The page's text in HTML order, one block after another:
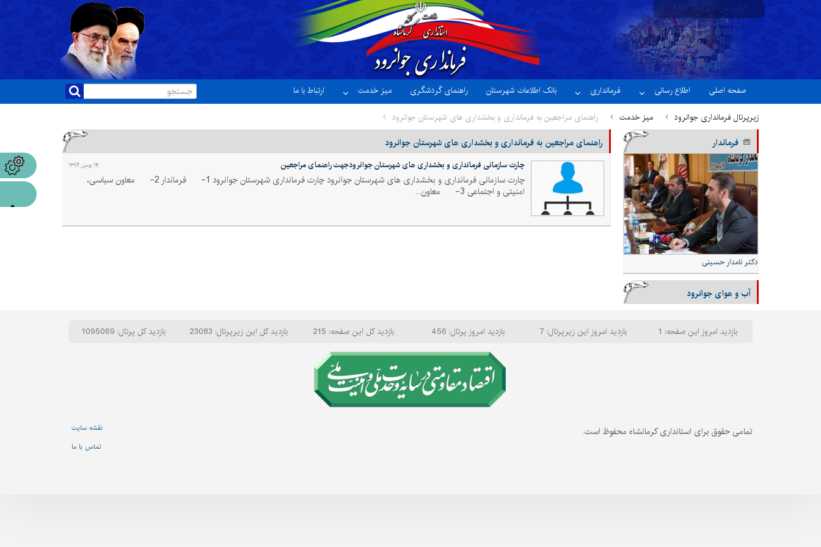
نسخه آزمایشی
صفحه اصلی اطلاع رسانی فرمانداری بانک اطلاعات شهرستان راهنمای گردشگری میز خدمت
ارتباط با ما
زیرپرتال فرمانداری جوانرود
میز خدمت راهنمای مراجعین به فرمانداری و بخشداری های شهرستان جوانرود
راهنمای مراجعین به فرمانداری و بخشداری های شهرستان جوانرود
۱۴ بهمن ۱۳۹۷ چارت سازمانی فرمانداری و بخشداری های شهرستان جوانرودجهت راهنمای مراجعین
چارت سازمانی فرمانداری و بخشداری های شهرستان جوانرود چارت فرمانداری شهرستان جوانرود 1- فرماندار 2- معاون سیاسی،
امنیتی و اجتماعی 3- معاون...
فرماندار
دکتر نامدار حسینی
آب و هوای جوانرود
بازدید امروز این صفحه: 1 بازدید امروز این زیرپرتال: 7 بازدید امروز پرتال: 456 بازدید کل این صفحه: 215 بازدید کل این زیرپرتال: 23083 بازدید کل پرتال: 1095069
تمامی حقوق برای استانداری کرمانشاه محفوظ است.
نقشه سایت
تماس با ما